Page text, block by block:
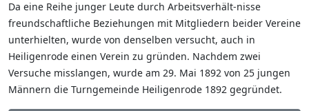
Da eine Reihe junger Leute durch Arbeitsverhält-nisse
freundschaftliche Beziehungen mit Mitgliedern beider Vereine
unterhielten, wurde von denselben versucht, auch in
Heiligenrode einen Verein zu gründen. Nachdem zwei
Versuche misslangen, wurde am 29. Mai 1892 von 25 jungen
Männern die Turngemeinde Heiligenrode 1892 gegründet.